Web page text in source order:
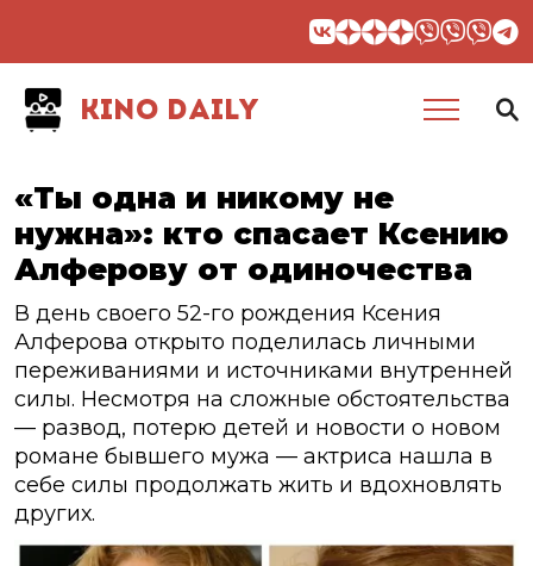
KINO DAILY
«Ты одна и никому не
нужна»: кто спасает Ксению
Алферову от одиночества
В день своего 52-го рождения Ксения
Алферова открыто поделилась личными
переживаниями и источниками внутренней
силы. Несмотря на сложные обстоятельства
— развод, потерю детей и новости о новом
романе бывшего мужа — актриса нашла в
себе силы продолжать жить и вдохновлять
других.